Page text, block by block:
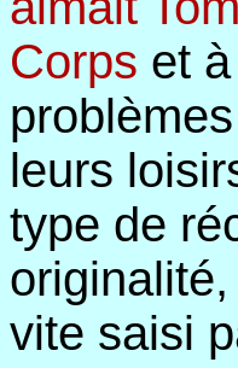
Corps et à
leurs
type de
vite saisi